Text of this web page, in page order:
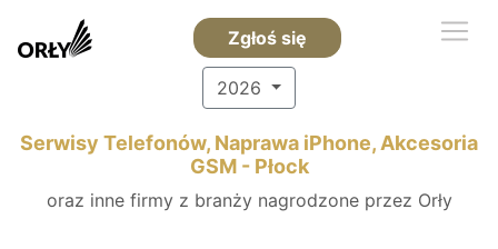
Zgłoś się
2026
Serwisy Telefonów, Naprawa iPhone, Akcesoria
GSM - Płock
oraz inne firmy z branży nagrodzone przez Orły